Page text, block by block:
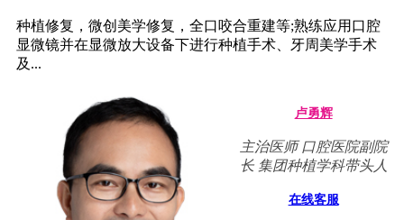
种植修复，微创美学修复，全口咬合重建等;熟练应用口腔
显微镜并在显微放大设备下进行种植手术、牙周美学手术
及...
卢勇辉
主治医师 口腔医院副院
长 集团种植学科带头人
在线客服